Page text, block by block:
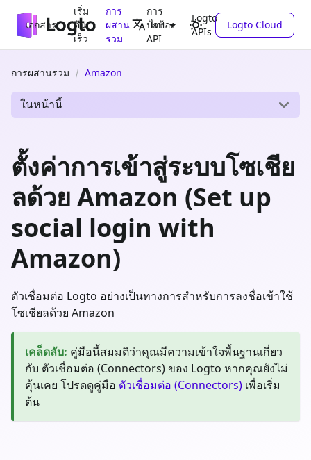
เอกสาร
เริ่ม
ต้น
เร็ว
การ
ผสาน
รวม
การ
ปกป้อง
API
Logto
APIs
ไทย Logto Cloud
การผสานรวม Amazon
ในหน้านี้
ตั้งค่าการเข้าสู่ระบบโซเชีย
ลด้วย Amazon (Set up
social login with
Amazon)
ตัวเชื่อมต่อ Logto อย่างเป็นทางการสำหรับการลงชื่อเข้าใช้
โซเชียลด้วย Amazon
เคล็ดลับ: คู่มือนี้สมมติว่าคุณมีความเข้าใจพื้นฐานเกี่ยว
กับ ตัวเชื่อมต่อ (Connectors) ของ Logto หากคุณยังไม่
คุ้นเคย โปรดดูคู่มือ ตัวเชื่อมต่อ (Connectors) เพื่อเริ่ม
ต้น